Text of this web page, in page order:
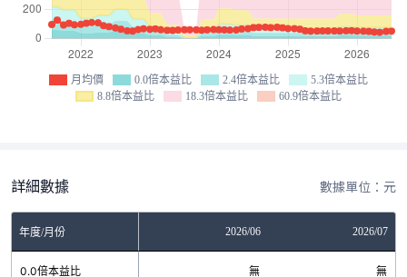
月均價 0.0倍本益比 2.4倍本益比
5.3倍本益比
8.8倍本益比
18.3倍本益比 60.9倍本益比
詳細數據 數據單位：元
年度/月份 2026/06 2026/07
0.0倍本益比 無 無